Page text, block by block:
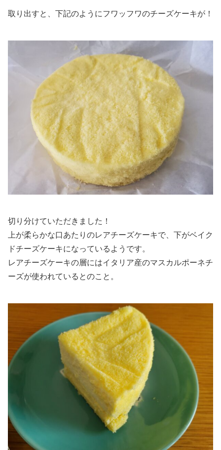
取り出すと、下記のようにフワッフワのチーズケーキが！
切り分けていただきました！
上が柔らかな口あたりのレアチーズケーキで、下がベイク
ドチーズケーキになっているようです。
レアチーズケーキの層にはイタリア産のマスカルポーネチ
ーズが使われているとのこと。